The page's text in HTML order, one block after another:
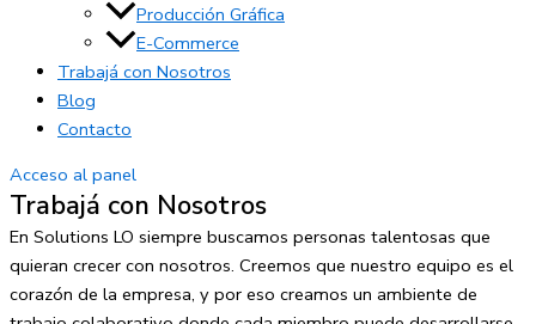
Producción Gráfica
E-Commerce
Trabajá con Nosotros
Blog
Contacto
Acceso al panel
Trabajá con Nosotros
En Solutions LO siempre buscamos personas talentosas que
quieran crecer con nosotros. Creemos que nuestro equipo es el
corazón de la empresa, y por eso creamos un ambiente de